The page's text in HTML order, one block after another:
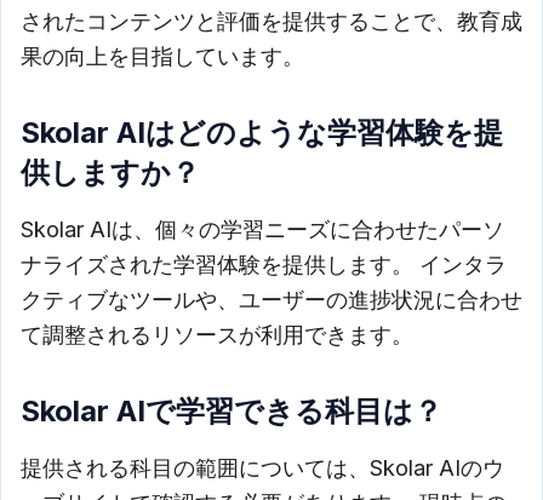
されたコンテンツと評価を提供することで、教育成
果の向上を目指しています。
Skolar AIはどのような学習体験を提
供しますか？
Skolar AIは、個々の学習ニーズに合わせたパーソ
ナライズされた学習体験を提供します。 インタラ
クティブなツールや、ユーザーの進捗状況に合わせ
て調整されるリソースが利用できます。
Skolar AIで学習できる科目は？
提供される科目の範囲については、Skolar AIのウ